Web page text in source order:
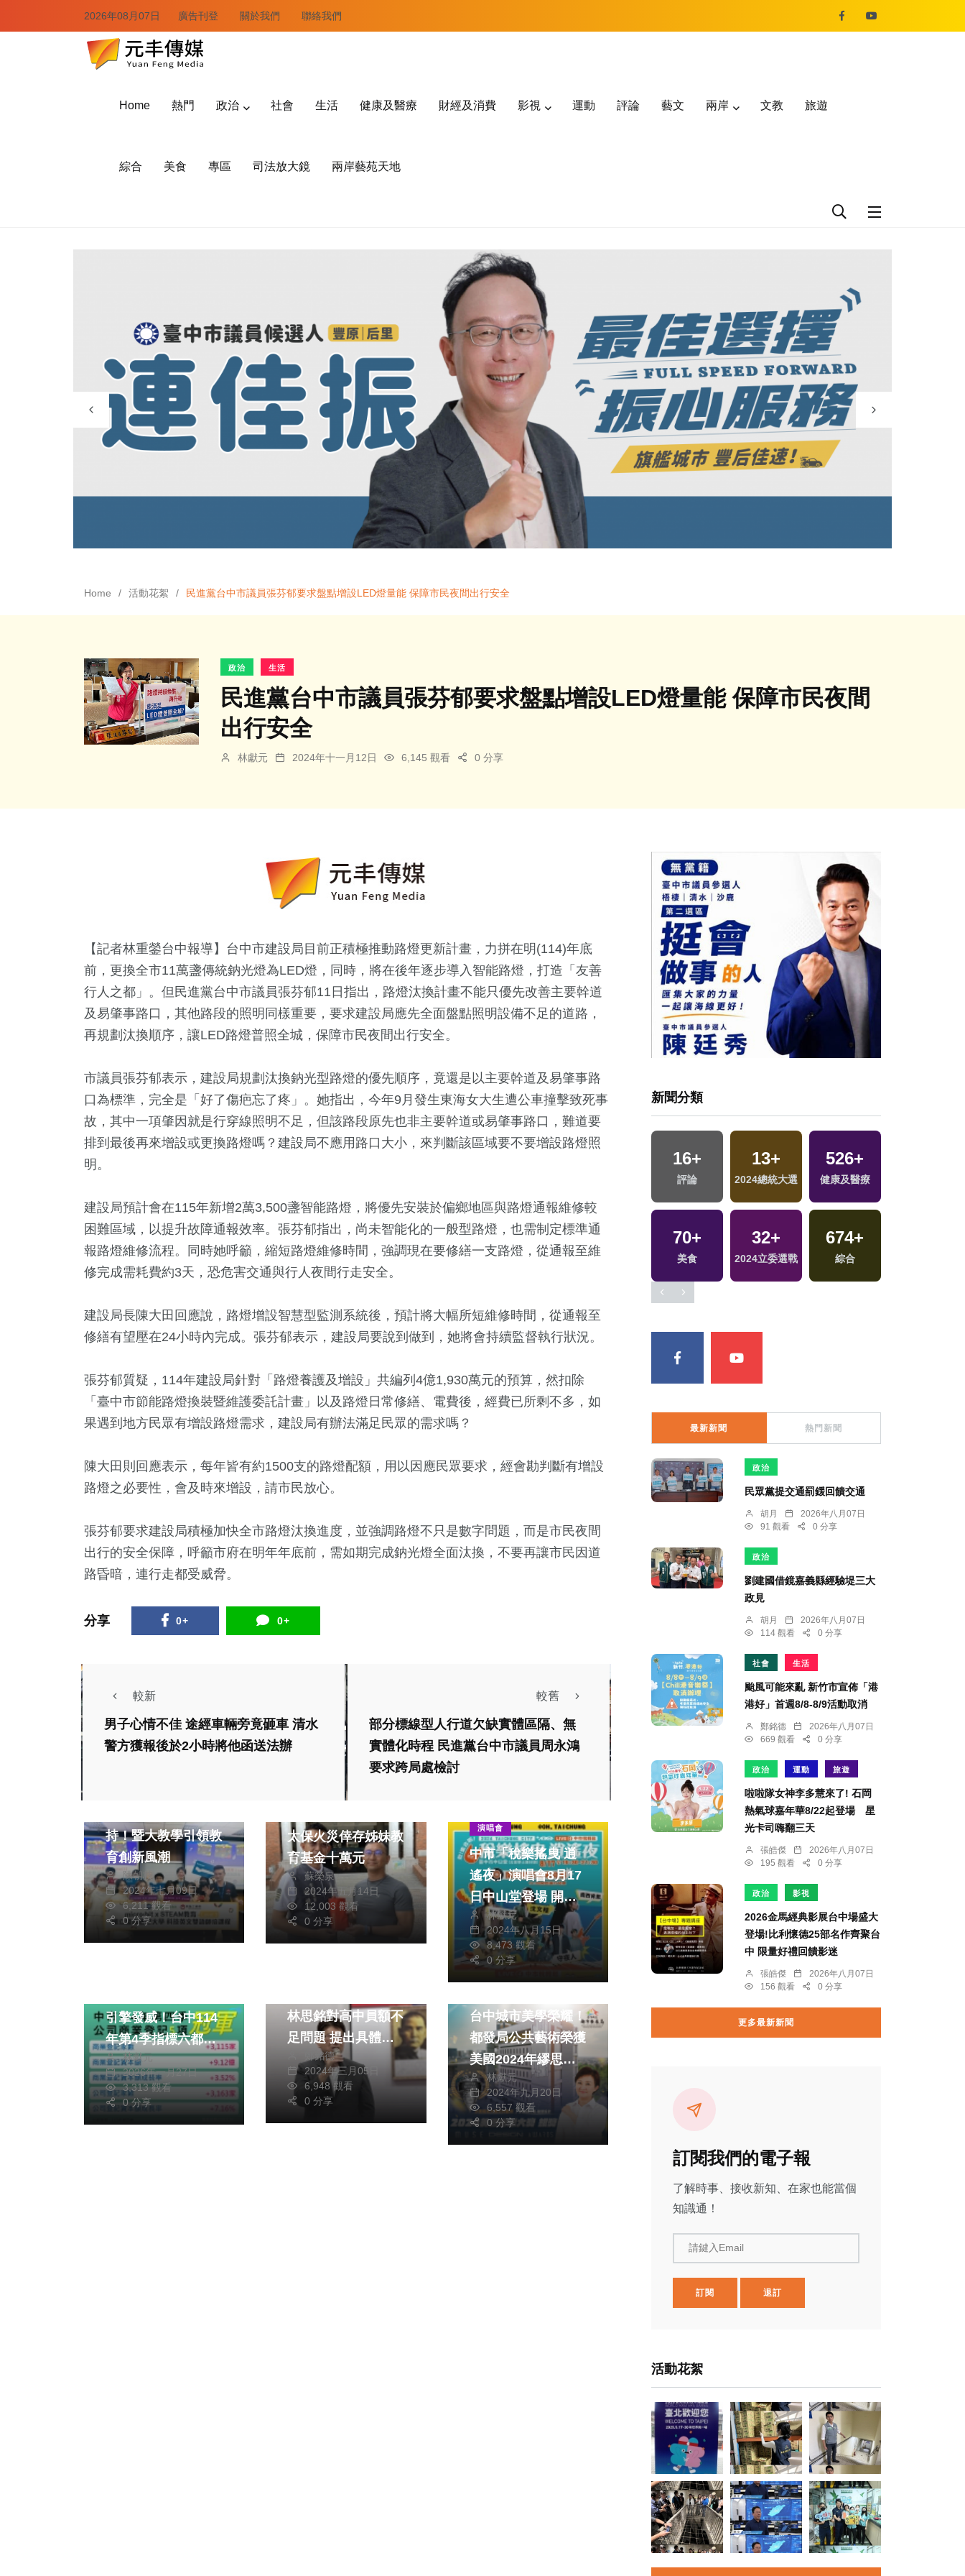
2026年08月07日 廣告刊登 關於我們 聯絡我們
Home 熱門 政治 社會 生活 健康及醫療 財經及消費 影視 運動 評論 藝文 兩岸 文教 旅遊
綜合 美食 專區 司法放大鏡 兩岸藝苑天地
Home 活動花絮 民進黨台中市議員張芬郁要求盤點增設LED燈量能 保障市民夜間出行安全
政治 生活
民進黨台中市議員張芬郁要求盤點增設LED燈量能 保障市民夜間
出行安全
林獻元 2024年十一月12日 6,145 觀看 0 分享
【記者林重鎣台中報導】台中市建設局目前正積極推動路燈更新計畫，力拼在明(114)年底
前，更換全市11萬盞傳統鈉光燈為LED燈，同時，將在後年逐步導入智能路燈，打造「友善
行人之都」。但民進黨台中市議員張芬郁11日指出，路燈汰換計畫不能只優先改善主要幹道
及易肇事路口，其他路段的照明同樣重要，要求建設局應先全面盤點照明設備不足的道路，
再規劃汰換順序，讓LED路燈普照全城，保障市民夜間出行安全。
市議員張芬郁表示，建設局規劃汰換鈉光型路燈的優先順序，竟還是以主要幹道及易肇事路
口為標準，完全是「好了傷疤忘了疼」。她指出，今年9月發生東海女大生遭公車撞擊致死事
故，其中一項肇因就是行穿線照明不足，但該路段原先也非主要幹道或易肇事路口，難道要
排到最後再來增設或更換路燈嗎？建設局不應用路口大小，來判斷該區域要不要增設路燈照
明。
建設局預計會在115年新增2萬3,500盞智能路燈，將優先安裝於偏鄉地區與路燈通報維修較
困難區域，以提升故障通報效率。張芬郁指出，尚未智能化的一般型路燈，也需制定標準通
報路燈維修流程。同時她呼籲，縮短路燈維修時間，強調現在要修繕一支路燈，從通報至維
修完成需耗費約3天，恐危害交通與行人夜間行走安全。
建設局長陳大田回應說，路燈增設智慧型監測系統後，預計將大幅所短維修時間，從通報至
修繕有望壓在24小時內完成。張芬郁表示，建設局要說到做到，她將會持續監督執行狀況。
張芬郁質疑，114年建設局針對「路燈養護及增設」共編列4億1,930萬元的預算，然扣除
「臺中市節能路燈換裝暨維護委託計畫」以及路燈日常修繕、電費後，經費已所剩不多，如
果遇到地方民眾有增設路燈需求，建設局有辦法滿足民眾的需求嗎？
陳大田則回應表示，每年皆有約1500支的路燈配額，用以因應民眾要求，經會勘判斷有增設
路燈之必要性，會及時來增設，請市民放心。
張芬郁要求建設局積極加快全市路燈汰換進度，並強調路燈不只是數字問題，而是市民夜間
出行的安全保障，呼籲市府在明年年底前，需如期完成鈉光燈全面汰換，不要再讓市民因道
路昏暗，連行走都受威脅。
分享 0+ 0+
較新
男子心情不佳 途經車輛旁竟砸車 清水
警方獲報後於2小時將他函送法辦
較舊
部分標線型人行道欠缺實體區隔、無
實體化時程 民進黨台中市議員周永鴻
要求跨局處檢討
持！暨大教學引領教
育創新風潮
陳朝枝
2024年七月09日
6,211 觀看
0 分享
生活
太保火災倖存姊妹教
育基金十萬元
蘇榮泉
2024年五月14日
12,003 觀看
0 分享
演唱會
中市「稅樂搖曳 逍
遙夜」演唱會8月17
日中山堂登場 開放
現場兌票邀民攜手做
公益
林獻元
2024年八月15日
8,473 觀看
0 分享
引擎發威！台中114
年第4季指標六都再
奪魁林獻元
2026年一月27日
3,313 觀看
0 分享
林思銘對高中員額不
足問題 提出具體可
行做法
鄭銘德
2024年三月05日
6,948 觀看
0 分享
政治
台中城市美學榮耀！
都發局公共藝術榮獲
美國2024年繆思設
計大奬
林獻元
2024年九月20日
6,557 觀看
0 分享
新聞分類
163+
2+
福建林公信俗文
化專區
11+
演唱會
65+
影視
13+
海峽論壇專區
9+
綜藝
兩岸佛教文化交
16+
評論
13+
2024總統大選
526+
健康及醫療
70+
美食
32+
2024立委選戰
674+
綜合
最新新聞 熱門新聞
政治
民眾黨提交通罰鍰回饋交通
胡月
2026年八月07日
91 觀看
0 分享
政治
劉建國借鏡嘉義縣經驗堤三大
政見
胡月
2026年八月07日
114 觀看
0 分享
社會 生活
颱風可能來亂 新竹市宣佈「港
港好」首週8/8-8/9活動取消
鄭銘德
2026年八月07日
669 觀看
0 分享
政治 運動 旅遊
啦啦隊女神李多慧來了! 石岡
熱氣球嘉年華8/22起登場 星
光卡司嗨翻三天
張皓傑
2026年八月07日
195 觀看
0 分享
政治 影視
2026金馬經典影展台中場盛大
登場!比利懷德25部名作齊聚台
中 限量好禮回饋影迷
張皓傑
2026年八月07日
156 觀看
0 分享
更多最新新聞
訂閱我們的電子報
了解時事、接收新知、在家也能當個
知識通！
請鍵入Email
訂閱 退訂
活動花絮